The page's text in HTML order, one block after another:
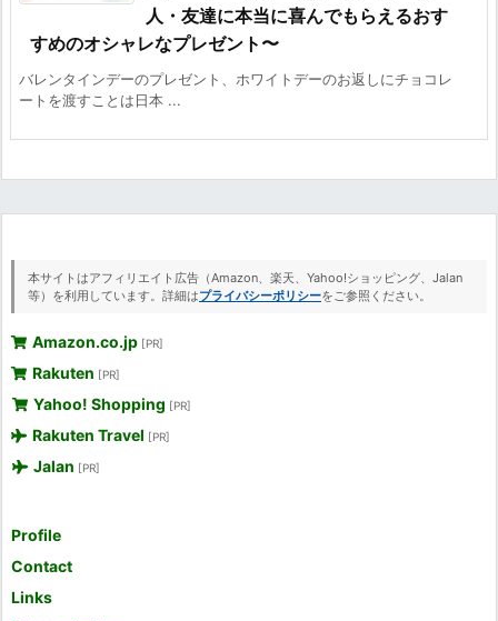
人・友達に本当に喜んでもらえるおす
すめのオシャレなプレゼント〜
バレンタインデーのプレゼント、ホワイトデーのお返しにチョコレ
ートを渡すことは日本 ...
本サイトはアフィリエイト広告（Amazon、楽天、Yahoo!ショッピング、Jalan
等）を利用しています。詳細はプライバシーポリシーをご参照ください。
Amazon.co.jp [PR]
Rakuten [PR]
Yahoo! Shopping [PR]
Rakuten Travel [PR]
Jalan [PR]
Profile
Contact
Links